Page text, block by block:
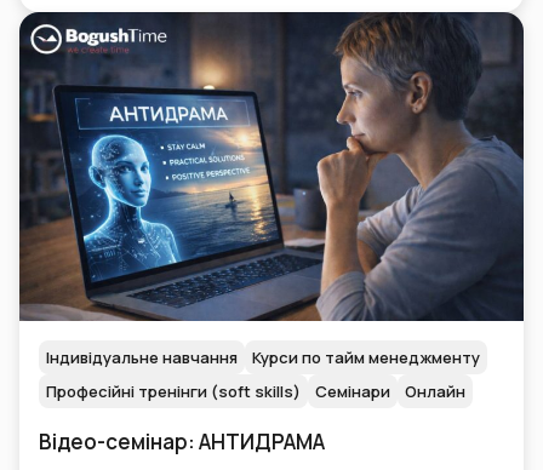
Індивідуальне навчання
Курси по тайм менеджменту
Професійні тренінги (soft skills)
Семінари Онлайн
Відео-семінар: АНТИДРАМА